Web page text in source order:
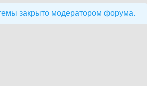
закрыто модератором форума.